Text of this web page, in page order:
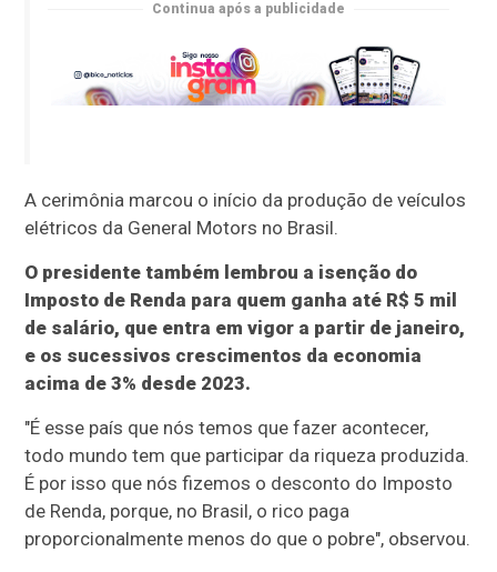
Continua após a publicidade
A cerimônia marcou o início da produção de veículos
elétricos da General Motors no Brasil.
O presidente também lembrou a isenção do
Imposto de Renda para quem ganha até R$ 5 mil
de salário, que entra em vigor a partir de janeiro,
e os sucessivos crescimentos da economia
acima de 3% desde 2023.
"É esse país que nós temos que fazer acontecer,
todo mundo tem que participar da riqueza produzida.
É por isso que nós fizemos o desconto do Imposto
de Renda, porque, no Brasil, o rico paga
proporcionalmente menos do que o pobre", observou.